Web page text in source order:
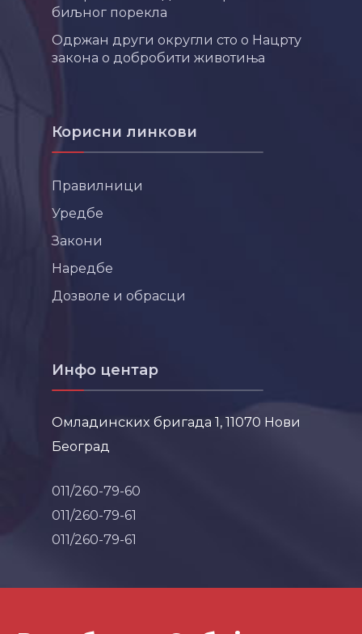
биљног порекла
Одржан други округли сто о Нацрту
закона о добробити животиња
Корисни линкови
Правилници
Уредбе
Закони
Наредбе
Дозволе и обрасци
Инфо центар
Омладинских бригада 1, 11070 Нови
Београд
011/260-79-60
011/260-79-61
011/260-79-61